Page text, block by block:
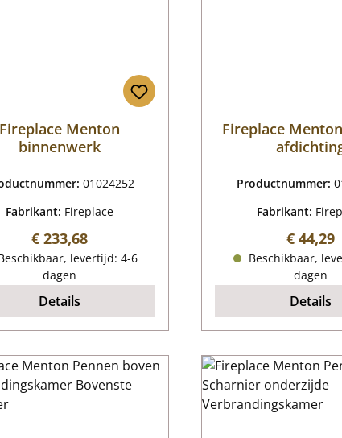
Fireplace Menton
binnenwerk
01024252
Fabrikant: Fireplace
Normale prijs:
€ 233,68
levertijd: 4-6
dagen
Details
Fireplace
Productnummer:
Fabrikant:
€ 44,29
Beschikbaar,
dagen
Details